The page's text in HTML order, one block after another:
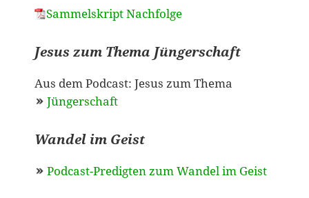
Sammelskript Nachfolge
Jesus zum Thema Jüngerschaft
Aus dem Podcast: Jesus zum Thema
Jüngerschaft
Wandel im Geist
Podcast-Predigten zum Wandel im Geist